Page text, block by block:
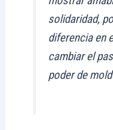
solidaridad,
diferencia en
cambiar el
poder de